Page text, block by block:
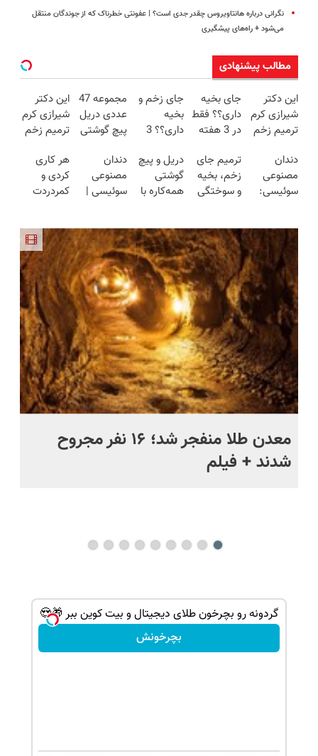
نگرانی درباره هانتاویروس چقدر جدی است؟ | عفونتی خطرناک که از جوندگان منتقل
می‌شود + راه‌های پیشگیری
مطالب پیشنهادی
این دکتر
شیرازی کرم
ترمیم زخم
ساخت!!!
جای بخیه
داری؟؟ فقط
در 3 هفته
کن!😍
جای زخم و
بخیه
داری؟؟ 3
محوش کن!
مجموعه 47
عددی دریل
پیچ گوشتی
(تخفیف به
مدت
محدود)
این دکتر
شیرازی کرم
ترمیم زخم
ساخت!!!
دندان
مصنوعی
سوئیسی:
اروپا، سبک
و مقاوم |
پرداخت
قسطی
ترمیم جای
زخم، بخیه
و سوختگی
دریل و پیچ
گوشتی
همه‌کاره با
(نصف
قیمت بازار
🔥)
دندان
مصنوعی
سوئیسی |
طبیعی!
ویزیت
رایگان+پرداخت
اقساطی😍
هر کاری
کردی و
کمردردت
پرسشنامه و
دریافت راه
حل
معدن طلا منفجر شد؛ ۱۶ نفر مجروح
شدند + فیلم
گردونه رو بچرخون طلای دیجیتال و بیت کوین ببر 🎁😍
بچرخونش